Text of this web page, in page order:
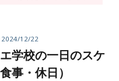
2024/12/22
学校の一日のスケ
事・休日）